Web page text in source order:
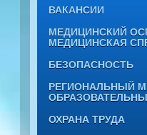
ВАКАНСИИ
МЕДИЦИНСКИЙ
МЕДИЦИНСКАЯ
БЕЗОПАСНОСТЬ
РЕГИОНАЛЬНЫЙ
ОХРАНА ТРУДА